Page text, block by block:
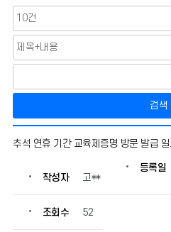
검색
증
원
추석 연휴 기간 교육제증명 방문 발급
작성자 고**
등록일
조회수 52